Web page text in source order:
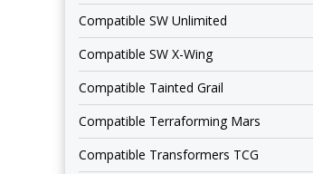
Compatible SW Unlimited
Compatible SW X-Wing
Compatible Tainted Grail
Compatible Terraforming Mars
Compatible Transformers TCG